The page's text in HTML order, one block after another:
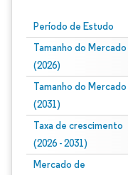
Período de Estudo
Tamanho do Mercado
(2026)
Tamanho do Mercado
(2031)
Taxa de crescimento
(2026 - 2031)
Mercado de